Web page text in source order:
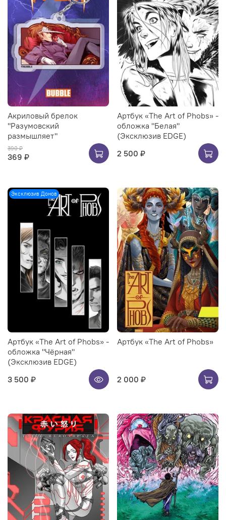
Акриловый брелок
"Разумовский
размышляет"
390 ₽
369 ₽
Артбук «The Art of Phobs» -
обложка "Белая"
(Эксклюзив EDGE)
2 500 ₽
Эксклюзив Донов
Артбук «The Art of Phobs» -
обложка "Чёрная"
(Эксклюзив EDGE)
3 500 ₽
Артбук «The Art of Phobs»
2 000 ₽